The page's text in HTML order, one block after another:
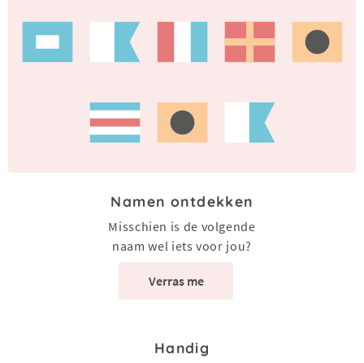
Namen ontdekken
Misschien is de volgende
naam wel iets voor jou?
Verras me
Handig